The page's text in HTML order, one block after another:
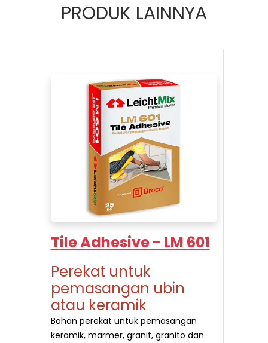
PRODUK LAINNYA
Tile Adhesive - LM 601
Perekat untuk
pemasangan ubin
atau keramik
Bahan perekat untuk pemasangan
keramik, marmer, granit, granito dan